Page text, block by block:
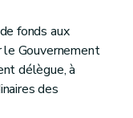
fonds aux
Gouvernement
délègue, à
des